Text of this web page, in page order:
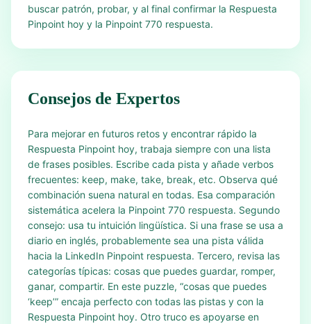
buscar patrón, probar, y al final confirmar la Respuesta
Pinpoint hoy y la Pinpoint 770 respuesta.
Consejos de Expertos
Para mejorar en futuros retos y encontrar rápido la
Respuesta Pinpoint hoy, trabaja siempre con una lista
de frases posibles. Escribe cada pista y añade verbos
frecuentes: keep, make, take, break, etc. Observa qué
combinación suena natural en todas. Esa comparación
sistemática acelera la Pinpoint 770 respuesta. Segundo
consejo: usa tu intuición lingüística. Si una frase se usa a
diario en inglés, probablemente sea una pista válida
hacia la LinkedIn Pinpoint respuesta. Tercero, revisa las
categorías típicas: cosas que puedes guardar, romper,
ganar, compartir. En este puzzle, “cosas que puedes
‘keep’” encaja perfecto con todas las pistas y con la
Respuesta Pinpoint hoy. Otro truco es apoyarse en